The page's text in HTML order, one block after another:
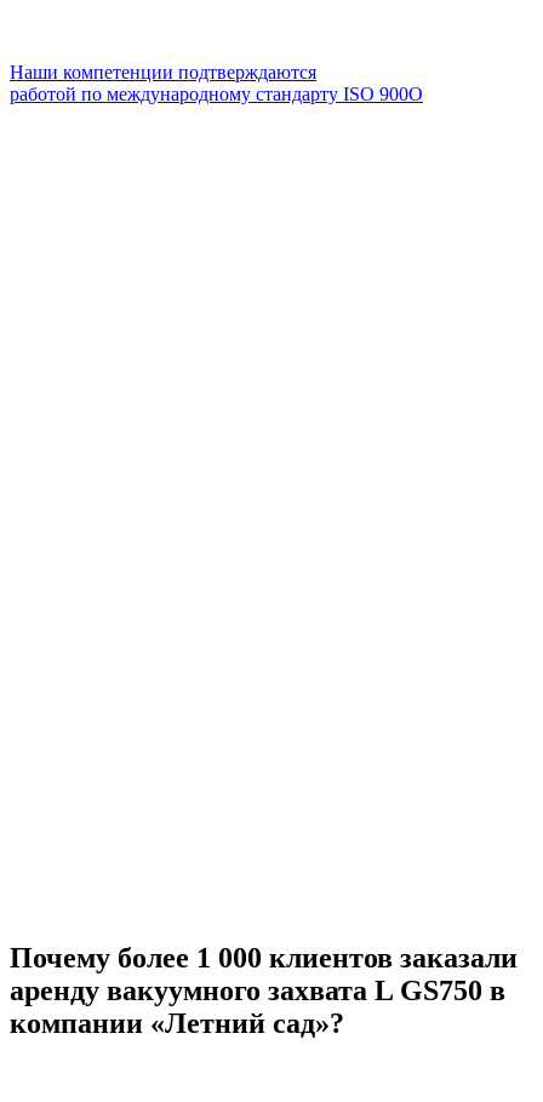
Наши компетенции подтверждаются
работой по международному стандарту ISO 900О
Почему более 1 000 клиентов заказали
аренду вакуумного захвата L GS750 в
компании «Летний сад»?